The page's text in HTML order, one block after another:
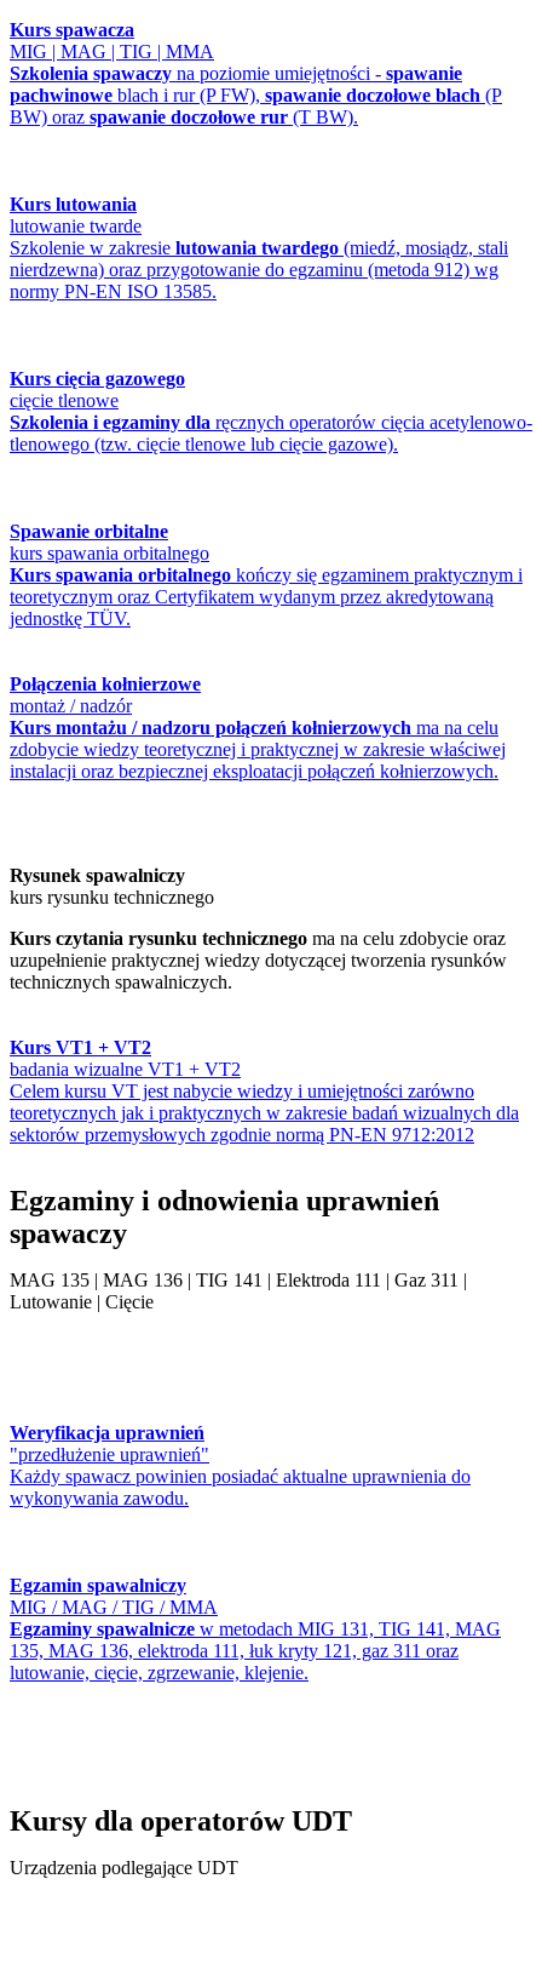
Kurs spawacza
MIG | MAG | TIG | MMA
Szkolenia spawaczy na poziomie umiejętności - spawanie
pachwinowe blach i rur (P FW), spawanie doczołowe blach (P
BW) oraz spawanie doczołowe rur (T BW).
Kurs lutowania
lutowanie twarde
Szkolenie w zakresie lutowania twardego (miedź, mosiądz, stali
nierdzewna) oraz przygotowanie do egzaminu (metoda 912) wg
normy PN-EN ISO 13585.
Kurs cięcia gazowego
cięcie tlenowe
Szkolenia i egzaminy dla ręcznych operatorów cięcia acetylenowo-
tlenowego (tzw. cięcie tlenowe lub cięcie gazowe).
Spawanie orbitalne
kurs spawania orbitalnego
Kurs spawania orbitalnego kończy się egzaminem praktycznym i
teoretycznym oraz Certyfikatem wydanym przez akredytowaną
jednostkę TÜV.
Połączenia kołnierzowe
montaż / nadzór
Kurs montażu / nadzoru połączeń kołnierzowych ma na celu
zdobycie wiedzy teoretycznej i praktycznej w zakresie właściwej
instalacji oraz bezpiecznej eksploatacji połączeń kołnierzowych.
Rysunek spawalniczy
kurs rysunku technicznego
Kurs czytania rysunku technicznego ma na celu zdobycie oraz
uzupełnienie praktycznej wiedzy dotyczącej tworzenia rysunków
technicznych spawalniczych.
Kurs VT1 + VT2
badania wizualne VT1 + VT2
Celem kursu VT jest nabycie wiedzy i umiejętności zarówno
teoretycznych jak i praktycznych w zakresie badań wizualnych dla
sektorów przemysłowych zgodnie normą PN-EN 9712:2012
Egzaminy i odnowienia uprawnień
spawaczy
MAG 135 | MAG 136 | TIG 141 | Elektroda 111 | Gaz 311 |
Lutowanie | Cięcie
Weryfikacja uprawnień
"przedłużenie uprawnień"
Każdy spawacz powinien posiadać aktualne uprawnienia do
wykonywania zawodu.
Egzamin spawalniczy
MIG / MAG / TIG / MMA
Egzaminy spawalnicze w metodach MIG 131, TIG 141, MAG
135, MAG 136, elektroda 111, łuk kryty 121, gaz 311 oraz
lutowanie, cięcie, zgrzewanie, klejenie.
Kursy dla operatorów UDT
Urządzenia podlegające UDT